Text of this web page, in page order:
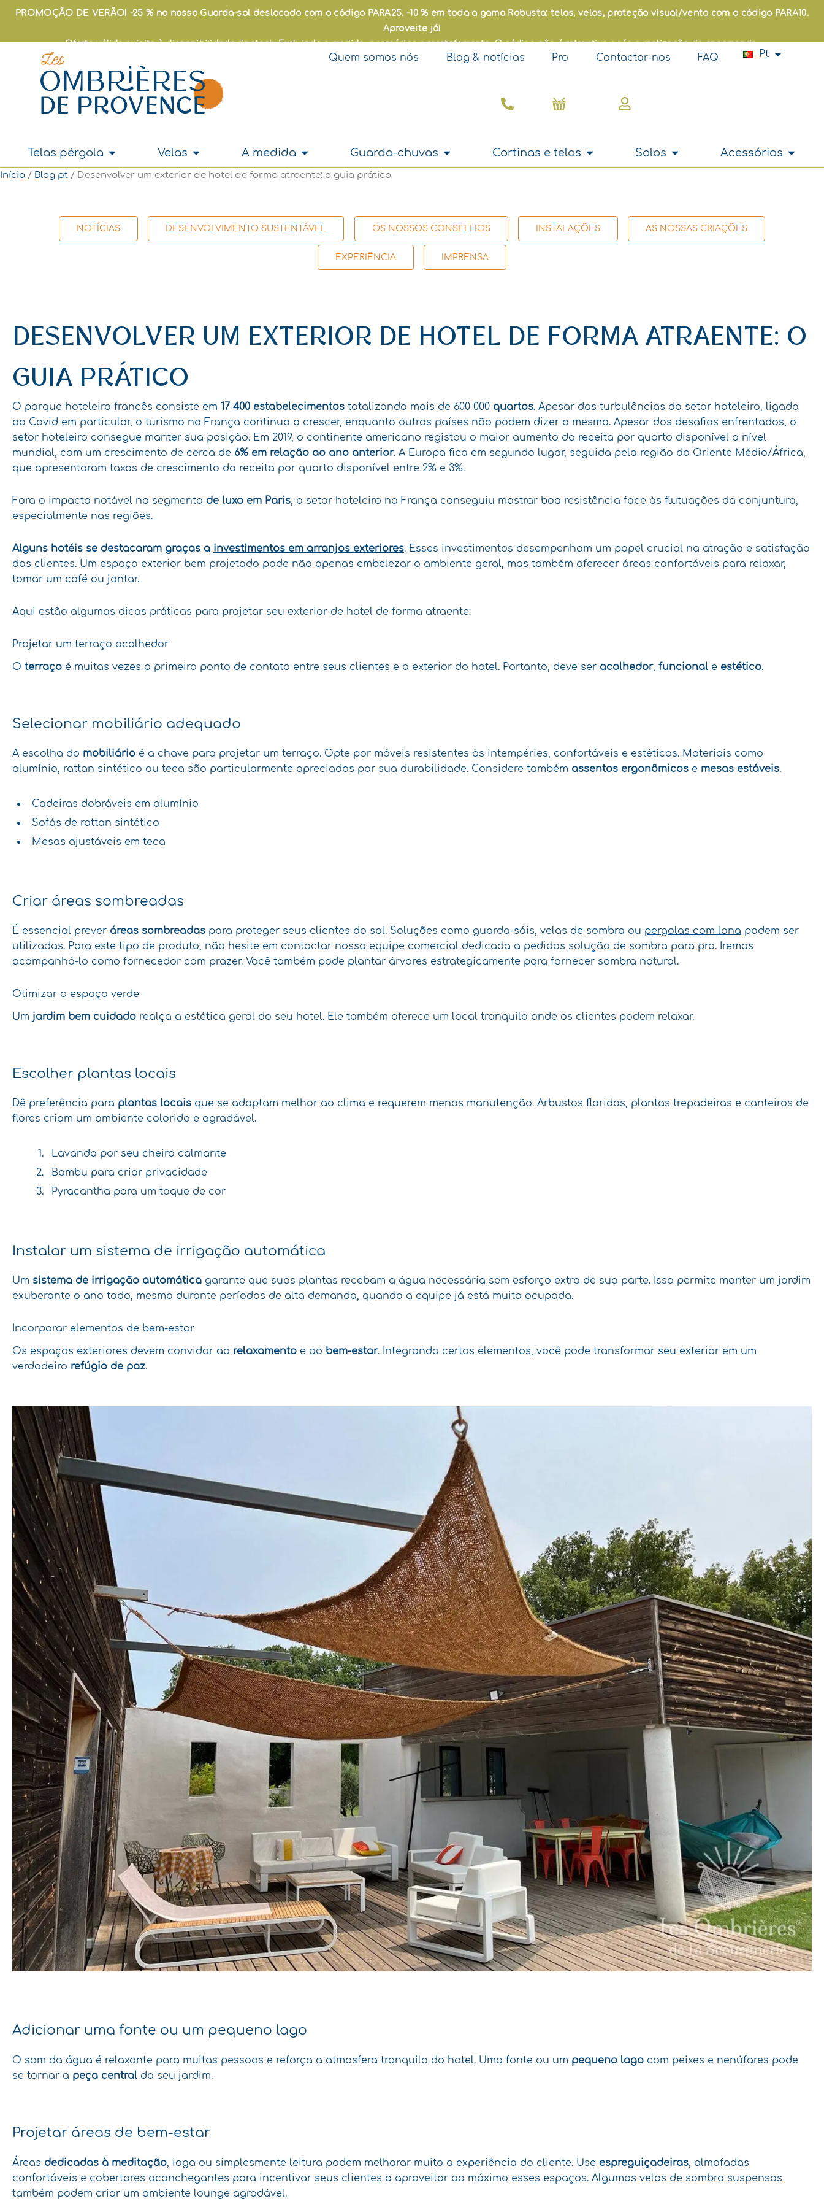
SkipPROMOÇÃO DE VERÃO! -25 % no nosso Guarda-sol deslocadocom o código PARA25. -10 % em toda a gama Robusta: telas,velas, proteção visual/ventocom o código PARA10.
Aproveite já!
Oferta válida sujeita à disponibilidade de stock. Excluindo a medida, acessórios e reestofamento. O código não é retroativo após a realização da encomenda.
Quem somos nós Blog & notícias Pro Contactar-nos FAQ Pt
Fr
It
Nl
Cart
Telas pérgola Open Telas pérgola
Velas Open VelasA medida Open A medidaGuarda-chuvas Open Guarda-chuvas
Cortinas e telas Open Cortinas e telas
Solos Open SolosAcessórios Open
Início / Blog pt / Desenvolver um exterior de hotel de forma atraente: o guia prático
NOTÍCIAS DESENVOLVIMENTO SUSTENTÁVEL OS NOSSOS CONSELHOS INSTALAÇÕES AS NOSSAS CRIAÇÕES
EXPERIÊNCIA IMPRENSA
DESENVOLVER UM EXTERIOR DE HOTEL DE FORMA ATRAENTE: O
GUIA PRÁTICO
O parque hoteleiro francês consiste em 17 400 estabelecimentos totalizando mais de 600 000 quartos. Apesar das turbulências do setor hoteleiro, ligado
ao Covid em particular, o turismo na França continua a crescer, enquanto outros países não podem dizer o mesmo. Apesar dos desafios enfrentados, o
setor hoteleiro consegue manter sua posição. Em 2019, o continente americano registou o maior aumento da receita por quarto disponível a nível
mundial, com um crescimento de cerca de 6% em relação ao ano anterior. A Europa fica em segundo lugar, seguida pela região do Oriente Médio/África,
que apresentaram taxas de crescimento da receita por quarto disponível entre 2% e 3%.
Fora o impacto notável no segmento de luxo em Paris, o setor hoteleiro na França conseguiu mostrar boa resistência face às flutuações da conjuntura,
especialmente nas regiões.
Alguns hotéis se destacaram graças a investimentos em arranjos exteriores. Esses investimentos desempenham um papel crucial na atração e satisfação
dos clientes. Um espaço exterior bem projetado pode não apenas embelezar o ambiente geral, mas também oferecer áreas confortáveis para relaxar,
tomar um café ou jantar.
Aqui estão algumas dicas práticas para projetar seu exterior de hotel de forma atraente:
Projetar um terraço acolhedor
O terraço é muitas vezes o primeiro ponto de contato entre seus clientes e o exterior do hotel. Portanto, deve ser acolhedor, funcional e estético.
Selecionar mobiliário adequado
A escolha do mobiliário é a chave para projetar um terraço. Opte por móveis resistentes às intempéries, confortáveis e estéticos. Materiais como
alumínio, rattan sintético ou teca são particularmente apreciados por sua durabilidade. Considere também assentos ergonômicos e mesas estáveis.
Cadeiras dobráveis em alumínio
Sofás de rattan sintético
Mesas ajustáveis em teca
Criar áreas sombreadas
É essencial prever áreas sombreadas para proteger seus clientes do sol. Soluções como guarda-sóis, velas de sombra ou pergolas com lona podem ser
utilizadas. Para este tipo de produto, não hesite em contactar nossa equipe comercial dedicada a pedidos solução de sombra para pro. Iremos
acompanhá-lo como fornecedor com prazer. Você também pode plantar árvores estrategicamente para fornecer sombra natural.
Otimizar o espaço verde
Um jardim bem cuidado realça a estética geral do seu hotel. Ele também oferece um local tranquilo onde os clientes podem relaxar.
Escolher plantas locais
Dê preferência para plantas locais que se adaptam melhor ao clima e requerem menos manutenção. Arbustos floridos, plantas trepadeiras e canteiros de
flores criam um ambiente colorido e agradável.
Lavanda por seu cheiro calmante
Bambu para criar privacidade
Pyracantha para um toque de cor
Instalar um sistema de irrigação automática
Um sistema de irrigação automática garante que suas plantas recebam a água necessária sem esforço extra de sua parte. Isso permite manter um jardim
exuberante o ano todo, mesmo durante períodos de alta demanda, quando a equipe já está muito ocupada.
Incorporar elementos de bem-estar
Os espaços exteriores devem convidar ao relaxamento e ao bem-estar. Integrando certos elementos, você pode transformar seu exterior em um
verdadeiro refúgio de paz.
Adicionar uma fonte ou um pequeno lago
O som da água é relaxante para muitas pessoas e reforça a atmosfera tranquila do hotel. Uma fonte ou um pequeno lago com peixes e nenúfares pode
se tornar a peça central do seu jardim.
Projetar áreas de bem-estar
Áreas dedicadas à meditação, ioga ou simplesmente leitura podem melhorar muito a experiência do cliente. Use espreguiçadeiras, almofadas
confortáveis e cobertores aconchegantes para incentivar seus clientes a aproveitar ao máximo esses espaços. Algumas velas de sombra suspensas
também podem criar um ambiente lounge agradável.